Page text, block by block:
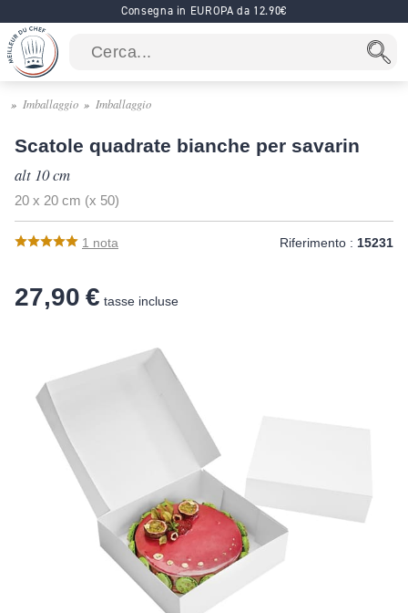
Consegna in EUROPA da 12.90€
Imballaggio Imballaggio
Scatole quadrate bianche per savarin
alt 10 cm
20 x 20 cm (x 50)
1 nota Riferimento : 15231
27,90 € tasse incluse